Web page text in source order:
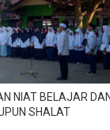
NIAT BELAJAR DAN
SHALAT